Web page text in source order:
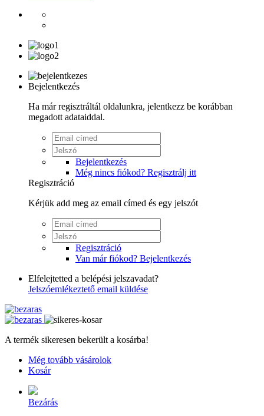
Bejelentkezés
Ha már regisztráltál oldalunkra, jelentkezz be korábban
megadott adataiddal.
Bejelentkezés
Még nincs fiókod? Regisztrálj itt
Regisztráció
Kérjük add meg az email címed és egy jelszót
Regisztráció
Van már fiókod? Bejelentkezés
Elfelejtetted a belépési jelszavadat?
Jelszóemlékeztető email küldése
A termék sikeresen bekerült a kosárba!
Még tovább vásárolok
Kosár
Bezárás